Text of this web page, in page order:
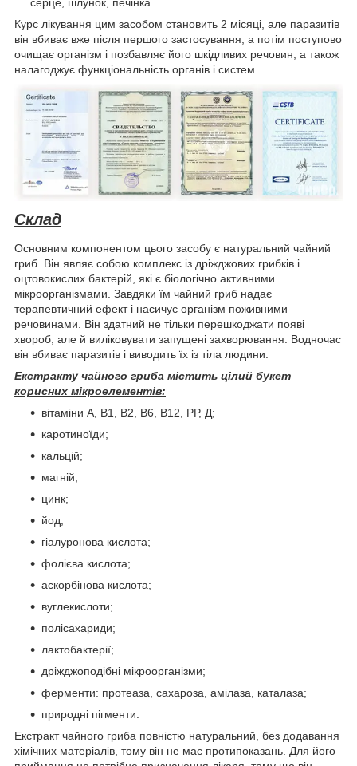
Курс лікування цим засобом становить 2 місяці, але паразитів
він вбиває вже після першого застосування, а потім поступово
очищає організм і позбавляє його шкідливих речовин, а також
налагоджує функціональність органів і систем.
Склад
Основним компонентом цього засобу є натуральний чайний
гриб. Він являє собою комплекс із дріжджових грибків і
оцтовокислих бактерій, які є біологічно активними
мікроорганізмами. Завдяки їм чайний гриб надає
терапевтичний ефект і насичує організм поживними
речовинами. Він здатний не тільки перешкоджати появі
хвороб, але й виліковувати запущені захворювання. Водночас
він вбиває паразитів і виводить їх із тіла людини.
Екстракту чайного гриба містить цілий букет
корисних мікроелементів:
вітаміни А, В1, В2, В6, В12, РР, Д;
каротиноїди;
кальцій;
магній;
цинк;
йод;
гіалуронова кислота;
фолієва кислота;
аскорбінова кислота;
вуглекислоти;
полісахариди;
лактобактерії;
дріжджоподібні мікроорганізми;
ферменти: протеаза, сахароза, амілаза, каталаза;
природні пігменти.
Екстракт чайного гриба повністю натуральний, без додавання
хімічних матеріалів, тому він не має протипоказань. Для його